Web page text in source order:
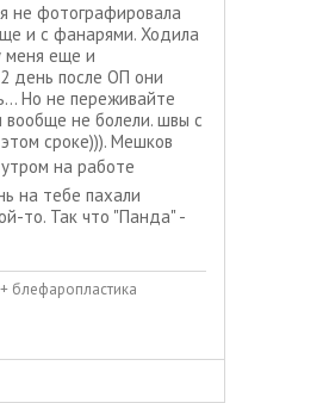
не фотографировала
и с фанарями. Ходила
меня еще и
день после ОП они
Но не переживайте
вообще не болели. швы с
сроке))). Мешков
на работе
на тебе пахали
то. Так что "Панда" -
блефаропластика